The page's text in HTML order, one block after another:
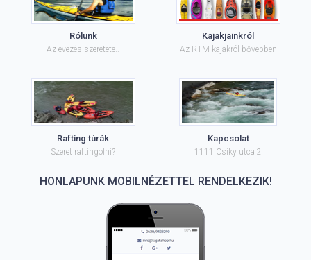
Rólunk
Az evezés szeretete..
Kajakjainkról
Az RTM kajakról bővebben
Rafting túrák
Szeret raftingolni?
Kapcsolat
1111 Csíky utca 2
HONLAPUNK MOBILNÉZETTEL RENDELKEZIK!